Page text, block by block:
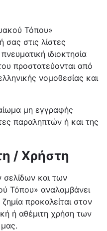
Τόπου»
στις λίστες
ιδιοκτησία
προστατεύονται από
νομοθεσίας και
μη εγγραφής
παραληπτών ή και της
/ Χρήστη
και των
Τόπου» αναλαμβάνει
προκαλείται στον
ή αθέμιτη χρήση των